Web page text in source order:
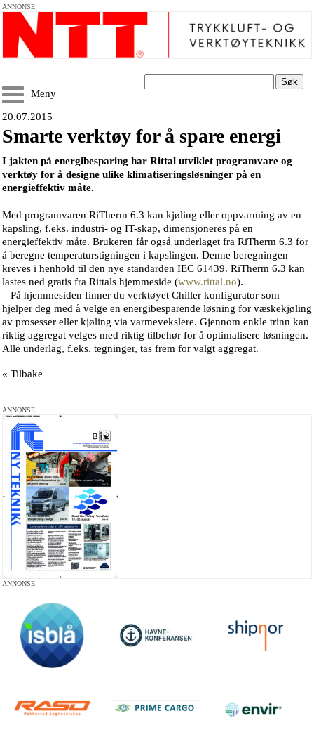
ANNONSE
Søk
Meny
20.07.2015
Smarte verktøy for å spare energi
I jakten på energibesparing har Rittal utviklet programvare og
verktøy for å designe ulike klimatiseringsløsninger på en
energieffektiv måte.
Med programvaren RiTherm 6.3 kan kjøling eller oppvarming av en
kapsling, f.eks. industri- og IT-skap, dimensjoneres på en
energieffektiv måte. Brukeren får også underlaget fra RiTherm 6.3 for
å beregne temperaturstigningen i kapslingen. Denne beregningen
kreves i henhold til den nye standarden IEC 61439. RiTherm 6.3 kan
lastes ned gratis fra Rittals hjemmeside (www.rittal.no).
På hjemmesiden finner du verktøyet Chiller konfigurator som
hjelper deg med å velge en energibesparende løsning for væskekjøling
av prosesser eller kjøling via varmevekslere. Gjennom enkle trinn kan
riktig aggregat velges med riktig tilbehør for å optimalisere løsningen.
Alle underlag, f.eks. tegninger, tas frem for valgt aggregat.
« Tilbake
ANNONSE
ANNONSE